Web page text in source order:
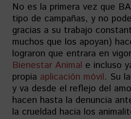
No es la primera vez que
tipo de campañas, y no
gracias a su trabajo
muchos que los apoyan)
lograron que entrara en
Bienestar Animal e incluso
propia aplicación móvil. Su
y va desde el reflejo del
hacen hasta la denuncia
la crueldad hacia los